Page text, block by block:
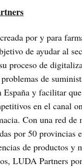
por y para
de ayudar al
proceso de
de
España y facilitar
en el canal
Con una red de
por 50 provincias
de productos y
LUDA Partners